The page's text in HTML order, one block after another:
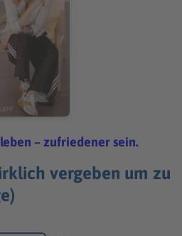
– zufriedener sein.
vergeben um zu